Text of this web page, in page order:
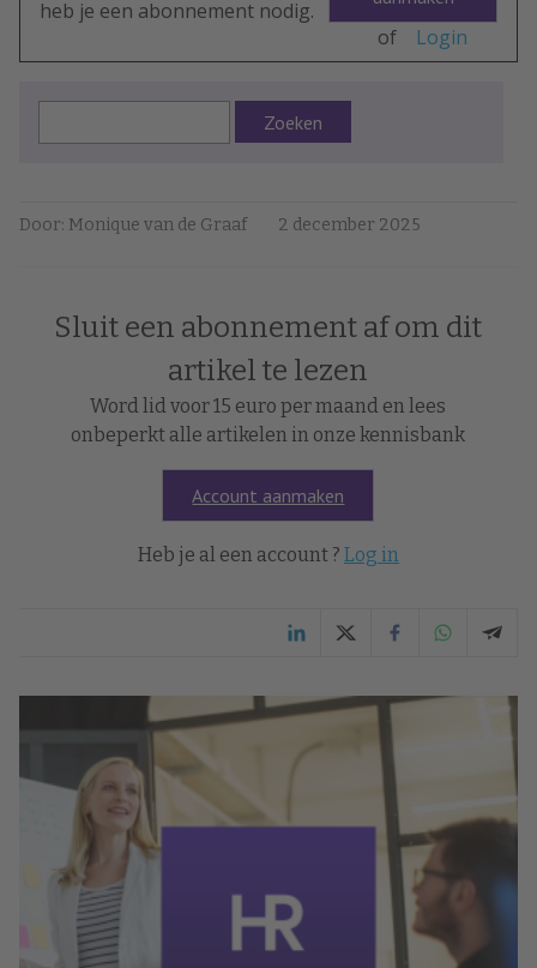
heb je een abonnement nodig.
of Login
Zoeken
Door: Monique van de Graaf 2 december 2025
Sluit een abonnement af om dit
artikel te lezen
Word lid voor 15 euro per maand en lees
onbeperkt alle artikelen in onze kennisbank
Account aanmaken
Heb je al een account ? Log in